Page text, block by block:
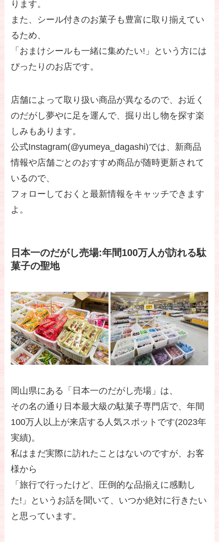
ります。
また、シール付きのお菓子も豊富に取り揃えてい
るため、
「おまけシールも一緒に集めたい!」という方には
ぴったりのお店です。
店舗によって取り扱い商品が異なるので、お近く
のだがし夢やに足を運んで、掘り出し物を探す楽
しみもあります。
公式Instagram(@yumeya_dagashi)では、新商品
情報や店舗ごとのおすすめ商品が随時更新されて
いるので、
フォローしておくと最新情報をキャッチできます
よ。
日本一のだがし売場:年間100万人が訪れる駄
菓子の聖地
岡山県にある「日本一のだがし売場」は、
その名の通り日本最大級の駄菓子専門店で、年間
100万人以上が来店する人気スポットです(2023年
実績)。
私はまだ実際に訪れたことはないのですが、お客
様から
「旅行で行ったけど、圧倒的な品揃えに感動し
た!」というお話を聞いて、いつか絶対に行きたい
と思っています。